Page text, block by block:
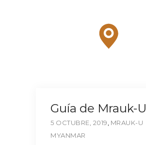
Guía de Mrauk-U
5 OCTUBRE, 2019 MRAUK-U
MYANMAR